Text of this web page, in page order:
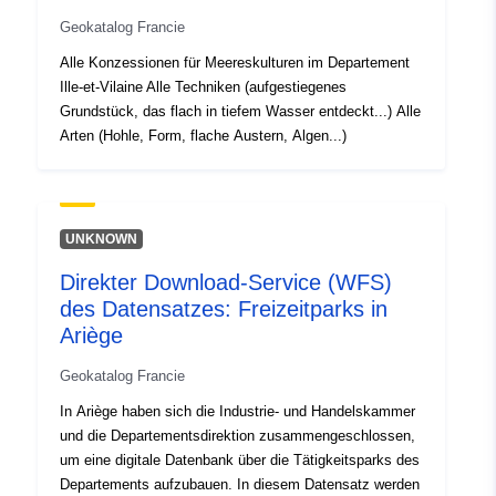
Geokatalog Francie
Alle Konzessionen für Meereskulturen im Departement
Ille-et-Vilaine Alle Techniken (aufgestiegenes
Grundstück, das flach in tiefem Wasser entdeckt...) Alle
Arten (Hohle, Form, flache Austern, Algen...)
UNKNOWN
Direkter Download-Service (WFS)
des Datensatzes: Freizeitparks in
Ariège
Geokatalog Francie
In Ariège haben sich die Industrie- und Handelskammer
und die Departementsdirektion zusammengeschlossen,
um eine digitale Datenbank über die Tätigkeitsparks des
Departements aufzubauen. In diesem Datensatz werden